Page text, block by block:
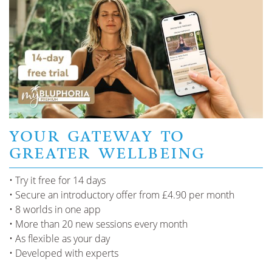
YOUR GATEWAY TO
GREATER WELLBEING
• Try it free for 14 days
• Secure an introductory offer from £4.90 per month
• 8 worlds in one app
• More than 20 new sessions every month
• As flexible as your day
• Developed with experts